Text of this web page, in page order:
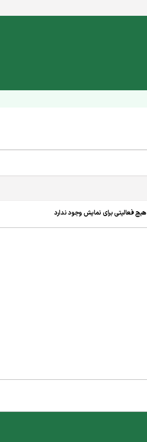
هیچ فعالیتی برای نمایش وجود ندارد